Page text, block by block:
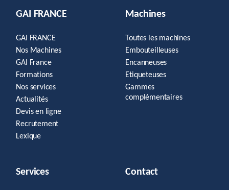
GAI FRANCE
GAI FRANCE
Nos Machines
GAI France
Formations
Nos services
Actualités
Devis en ligne
Recrutement
Lexique
Machines
Toutes les machines
Embouteilleuses
Encanneuses
Etiqueteuses
Gammes
complémentaires
Services Contact